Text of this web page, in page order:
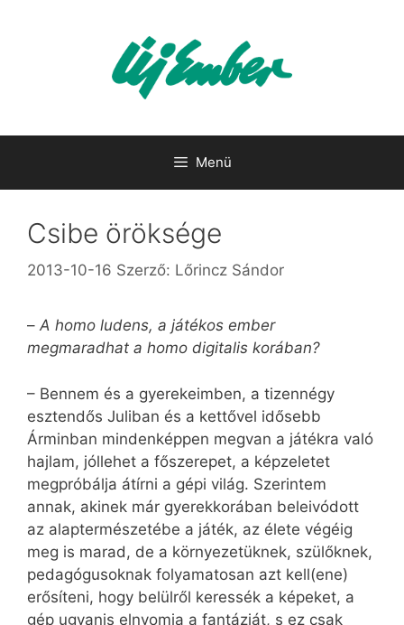
Menü
Csibe öröksége
2013-10-16 Szerző: Lőrincz Sándor
– A homo ludens, a játékos ember
megmaradhat a homo digitalis korában?
– Bennem és a gyerekeimben, a tizennégy
esztendős Juliban és a kettővel idősebb
Árminban mindenképpen megvan a játékra való
hajlam, jóllehet a főszerepet, a képzeletet
megpróbálja átírni a gépi világ. Szerintem
annak, akinek már gyerekkorában beleivódott
az alaptermészetébe a játék, az élete végéig
meg is marad, de a környezetüknek, szülőknek,
pedagógusoknak folyamatosan azt kell(ene)
erősíteni, hogy belülről keressék a képeket, a
gép ugyanis elnyomja a fantáziát, s ez csak